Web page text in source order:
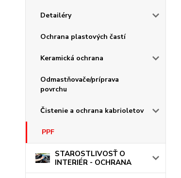
Detailéry
Ochrana plastových častí
Keramická ochrana
Odmastňovače/príprava
povrchu
Čistenie a ochrana kabrioletov
PPF
STAROSTLIVOSŤ O
INTERIÉR - OCHRANA